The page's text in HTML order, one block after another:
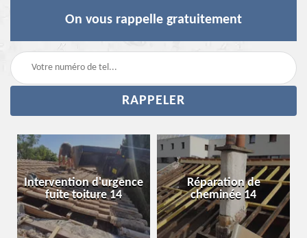
On vous rappelle gratuitement
Intervention d'urgence
fuite toiture 14
Réparation de
cheminée 14